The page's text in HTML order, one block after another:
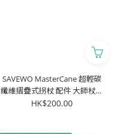
SAVEWO MasterCane 超輕碳
纖維摺疊式拐杖 配件 大師杖自
立三腳架
HK$200.00